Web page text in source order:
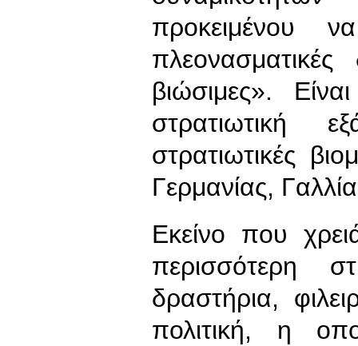
προκειμένου
βιώσιμες».
στρατιωτική
στρατιωτικές
Γερμανίας,
Εκείνο που
περισσότερη
δραστήρια,
πολιτική, η